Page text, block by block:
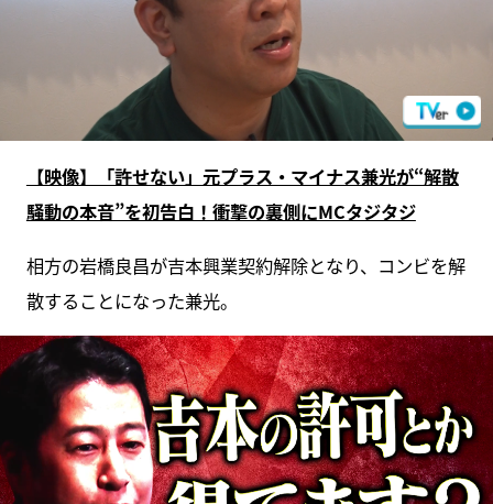
【映像】「許せない」元プラス・マイナス兼光が“解散
騒動の本音”を初告白！衝撃の裏側にMCタジタジ
相方の岩橋良昌が吉本興業契約解除となり、コンビを解
散することになった兼光。